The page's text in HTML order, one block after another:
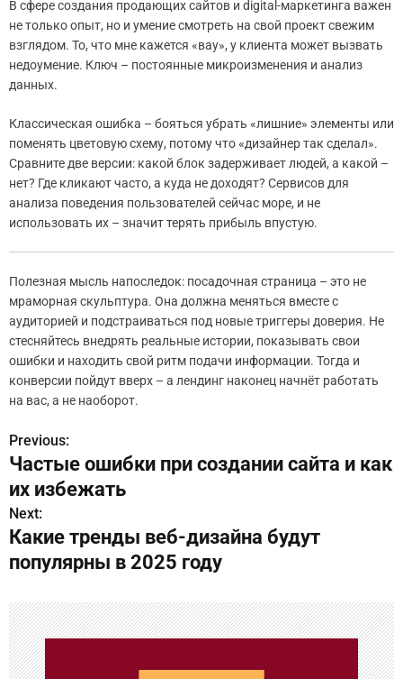
В сфере создания продающих сайтов и digital-маркетинга важен
не только опыт, но и умение смотреть на свой проект свежим
взглядом. То, что мне кажется «вау», у клиента может вызвать
недоумение. Ключ – постоянные микроизменения и анализ
данных.
Классическая ошибка – бояться убрать «лишние» элементы или
поменять цветовую схему, потому что «дизайнер так сделал».
Сравните две версии: какой блок задерживает людей, а какой –
нет? Где кликают часто, а куда не доходят? Сервисов для
анализа поведения пользователей сейчас море, и не
использовать их – значит терять прибыль впустую.
Полезная мысль напоследок: посадочная страница – это не
мраморная скульптура. Она должна меняться вместе с
аудиторией и подстраиваться под новые триггеры доверия. Не
стесняйтесь внедрять реальные истории, показывать свои
ошибки и находить свой ритм подачи информации. Тогда и
конверсии пойдут вверх – а лендинг наконец начнёт работать
на вас, а не наоборот.
Н
а
в
и
а
ц
Previous:
Частые ошибки при создании сайта и как
их избежать
Next:
Какие тренды веб-дизайна будут
популярны в 2025 году